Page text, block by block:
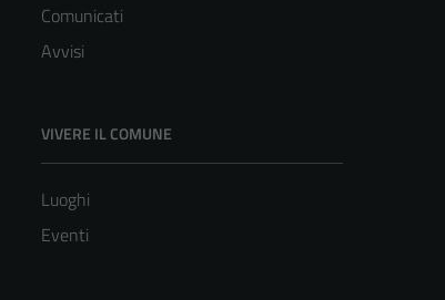
Comunicati
Avvisi
VIVERE IL COMUNE
Luoghi
Eventi